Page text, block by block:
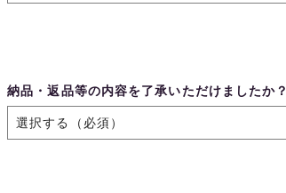
納品・返品等の内容を了承いただけましたか？